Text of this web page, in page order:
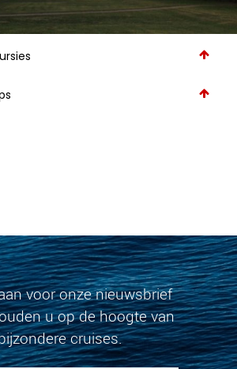
voor onze nieuwsbrief
u op de hoogte van
cruises.